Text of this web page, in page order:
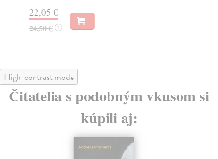
22,05 €
24,50 € ?
High-contrast mode
Čitatelia s podobným vkusom si
kúpili aj: